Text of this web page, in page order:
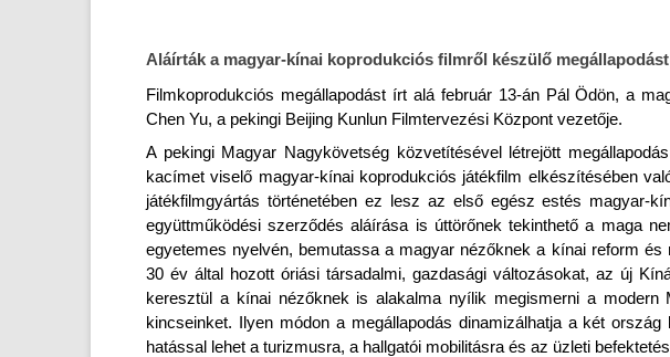
Aláírták a magyar-kínai kop­roduk­ciós filmről készülő megál­lapodást
Filmkop­roduk­ciós megál­lapodást írt alá február 13-án Pál Ödön, a
Chen Yu, a pekin­gi Be­ij­ing Kun­lun Filmter­vezési Központ vezetője.
A pekin­gi Magyar Nagykövetség közvetítésével létrejött
kacímet viselő magyar-kínai kop­roduk­ciós játékfilm elkészítésében
játék­filmgyár­tás történetében ez lesz az első egész estés magyar-
együttműködési szerződés aláírása is úttörőnek tekinthető a maga
egyetemes nyelvén, be­mutas­sa a magyar nézőknek a kínai re­form és
30 év által hozott óriási tár­sadal­mi, gaz­dasági változásokat, az új
keresztül a kínai nézőknek is al­akal­ma nyílik megis­merni a modern
kincsein­ket. Ilyen módon a megál­lapodás di­namizál­hatja a két
hatással lehet a turiz­musra, a hallgatói mobilitás­ra és az üzleti